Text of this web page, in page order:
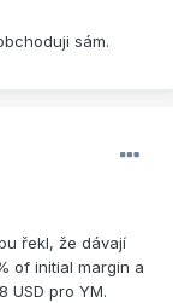
sám.
řekl, že dávají
of initial margin a
USD pro YM.